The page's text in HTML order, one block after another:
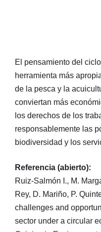
El pensamiento del
herramienta más
de la pesca y la
conviertan más
los derechos de los
responsablemente las
biodiversidad y los
Referencia (abierto):
Ruiz-Salmón I., M.
Rey, D. Mariño, P.
challenges and
sector under a circular